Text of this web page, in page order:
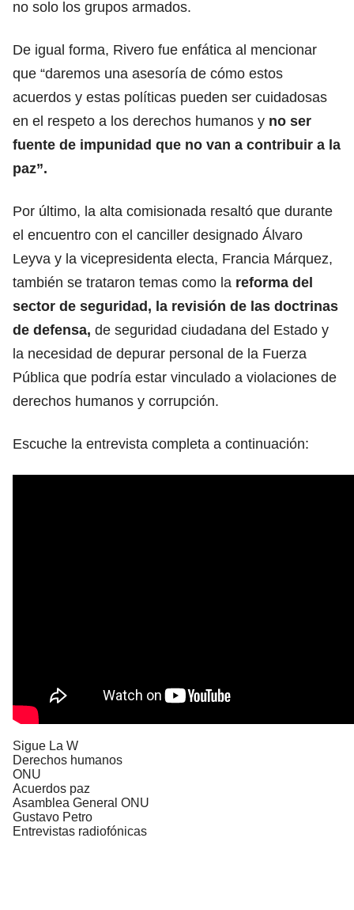
no solo los grupos armados.
De igual forma, Rivero fue enfática al mencionar
que “daremos una asesoría de cómo estos
acuerdos y estas políticas pueden ser cuidadosas
en el respeto a los derechos humanos y no ser
fuente de impunidad que no van a contribuir a la
paz”.
Por último, la alta comisionada resaltó que durante
el encuentro con el canciller designado Álvaro
Leyva y la vicepresidenta electa, Francia Márquez,
también se trataron temas como la reforma del
sector de seguridad, la revisión de las doctrinas
de defensa, de seguridad ciudadana del Estado y
la necesidad de depurar personal de la Fuerza
Pública que podría estar vinculado a violaciones de
derechos humanos y corrupción.
Escuche la entrevista completa a continuación:
Sigue La W
Derechos humanos
ONU
Acuerdos paz
Asamblea General ONU
Gustavo Petro
Entrevistas radiofónicas